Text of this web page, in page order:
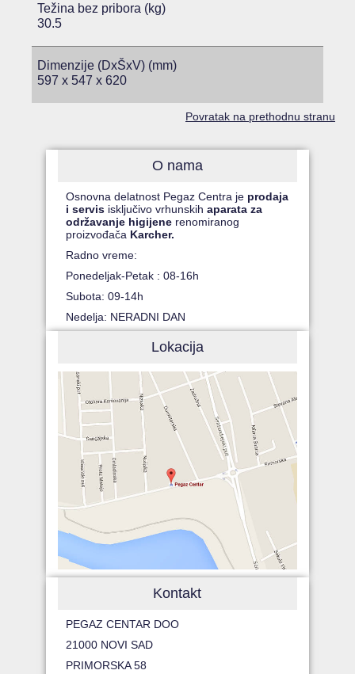
Težina bez pribora (kg)
30.5
Dimenzije (DxŠxV) (mm)
597 x 547 x 620
Povratak na prethodnu stranu
O nama
Osnovna delatnost Pegaz Centra je prodaja
i servis isključivo vrhunskihaparata za
održavanje higijene renomiranog
proizvođača Karcher.
Radno vreme:
Ponedeljak-Petak : 08-16h
Subota: 09-14h
Nedelja: NERADNI DAN
Lokacija
Kontakt
PEGAZ CENTAR DOO
21000 NOVI SAD
PRIMORSKA 58